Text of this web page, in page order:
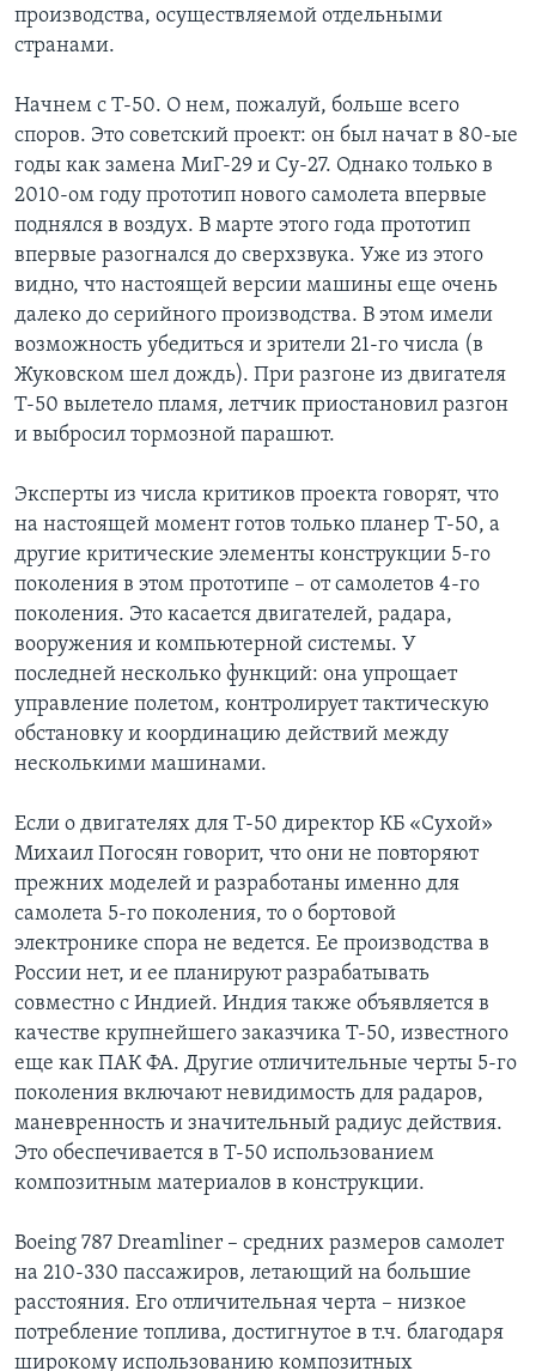
производства, осуществляемой отдельными
странами.
Начнем с Т-50. О нем, пожалуй, больше всего
споров. Это советский проект: он был начат в 80-ые
годы как замена МиГ-29 и Су-27. Однако только в
2010-ом году прототип нового самолета впервые
поднялся в воздух. В марте этого года прототип
впервые разогнался до сверхзвука. Уже из этого
видно, что настоящей версии машины еще очень
далеко до серийного производства. В этом имели
возможность убедиться и зрители 21-го числа (в
Жуковском шел дождь). При разгоне из двигателя
Т-50 вылетело пламя, летчик приостановил разгон
и выбросил тормозной парашют.
Эксперты из числа критиков проекта говорят, что
на настоящей момент готов только планер Т-50, а
другие критические элементы конструкции 5-го
поколения в этом прототипе – от самолетов 4-го
поколения. Это касается двигателей, радара,
вооружения и компьютерной системы. У
последней несколько функций: она упрощает
управление полетом, контролирует тактическую
обстановку и координацию действий между
несколькими машинами.
Если о двигателях для Т-50 директор КБ «Сухой»
Михаил Погосян говорит, что они не повторяют
прежних моделей и разработаны именно для
самолета 5-го поколения, то о бортовой
электронике спора не ведется. Ее производства в
России нет, и ее планируют разрабатывать
совместно с Индией. Индия также объявляется в
качестве крупнейшего заказчика Т-50, известного
еще как ПАК ФА. Другие отличительные черты 5-го
поколения включают невидимость для радаров,
маневренность и значительный радиус действия.
Это обеспечивается в Т-50 использованием
композитным материалов в конструкции.
Boeing 787 Dreamliner – средних размеров самолет
на 210-330 пассажиров, летающий на большие
расстояния. Его отличительная черта – низкое
потребление топлива, достигнутое в т.ч. благодаря
широкому использованию композитных